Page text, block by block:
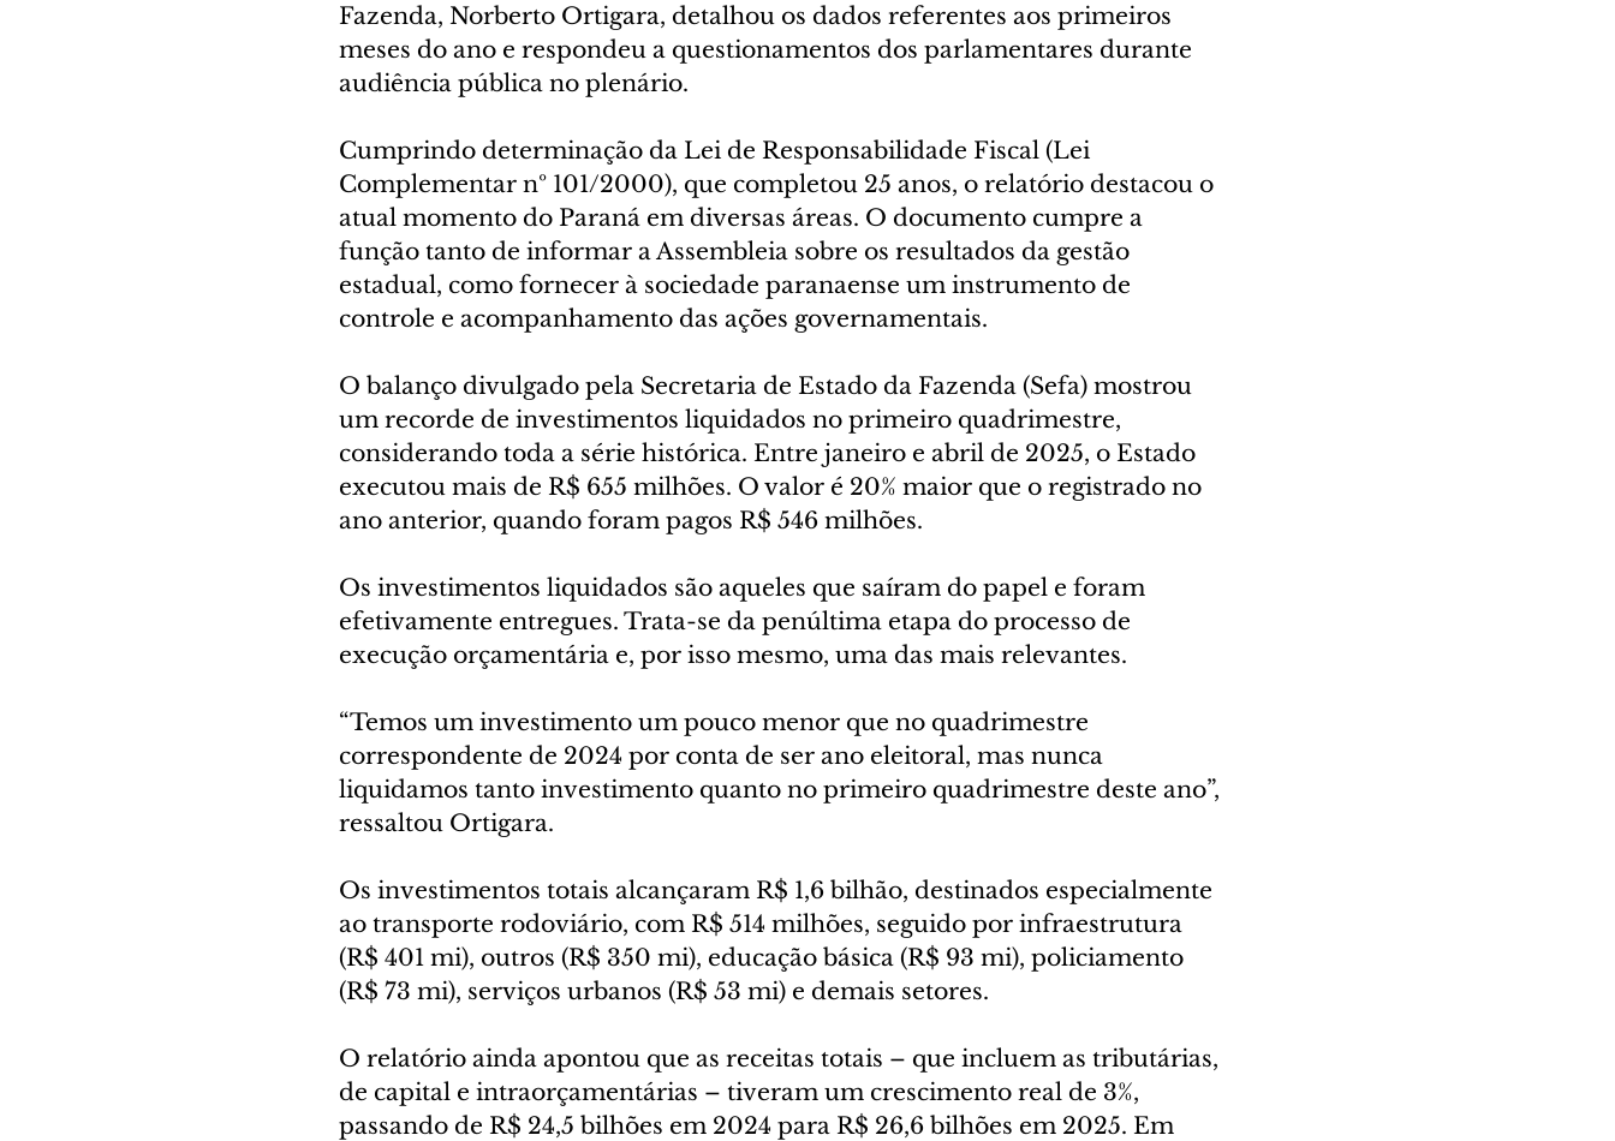
Fazenda, Norberto Ortigara, detalhou os dados referentes aos primeiros
meses do ano e respondeu a questionamentos dos parlamentares durante
audiência pública no plenário.
Cumprindo determinação da Lei de Responsabilidade Fiscal (Lei
Complementar nº 101/2000), que completou 25 anos, o relatório destacou o
atual momento do Paraná em diversas áreas. O documento cumpre a
função tanto de informar a Assembleia sobre os resultados da gestão
estadual, como fornecer à sociedade paranaense um instrumento de
controle e acompanhamento das ações governamentais.
O balanço divulgado pela Secretaria de Estado da Fazenda (Sefa) mostrou
um recorde de investimentos liquidados no primeiro quadrimestre,
considerando toda a série histórica. Entre janeiro e abril de 2025, o Estado
executou mais de R$ 655 milhões. O valor é 20% maior que o registrado no
ano anterior, quando foram pagos R$ 546 milhões.
Os investimentos liquidados são aqueles que saíram do papel e foram
efetivamente entregues. Trata-se da penúltima etapa do processo de
execução orçamentária e, por isso mesmo, uma das mais relevantes.
“Temos um investimento um pouco menor que no quadrimestre
correspondente de 2024 por conta de ser ano eleitoral, mas nunca
liquidamos tanto investimento quanto no primeiro quadrimestre deste ano”,
ressaltou Ortigara.
Os investimentos totais alcançaram R$ 1,6 bilhão, destinados especialmente
ao transporte rodoviário, com R$ 514 milhões, seguido por infraestrutura
(R$ 401 mi), outros (R$ 350 mi), educação básica (R$ 93 mi), policiamento
(R$ 73 mi), serviços urbanos (R$ 53 mi) e demais setores.
O relatório ainda apontou que as receitas totais – que incluem as tributárias,
de capital e intraorçamentárias – tiveram um crescimento real de 3%,
passando de R$ 24,5 bilhões em 2024 para R$ 26,6 bilhões em 2025. Em